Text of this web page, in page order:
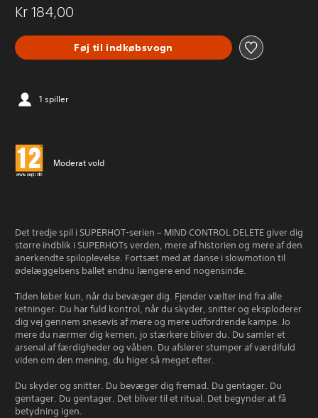
Kr 184,00
Føj til indkøbsvogn
1 spiller
Moderat vold
Det tredje spil i SUPERHOT-serien – MIND CONTROL DELETE giver dig
større indblik i SUPERHOTs verden, mere af historien og mere af den
anerkendte spiloplevelse. Fortsæt med at danse i slowmotion til
ødelæggelsens ballet endnu længere end nogensinde.
Tiden løber kun, når du bevæger dig. Fjender vælter ind fra alle
retninger. Du har fuld kontrol, når du skyder, snitter og eksploderer
dig vej gennem snesevis af mere og mere udfordrende kampe. Jo
mere du nærmer dig kernen, jo stærkere bliver du. Du samler et
arsenal af færdigheder og våben. Du afslører stumper af værdifuld
viden om den mening, du higer så meget efter.
Du skyder og snitter. Du bevæger dig fremad. Du gentager. Du
gentager. Du gentager. Det bliver til et ritual. Det begynder at få
betydning igen.